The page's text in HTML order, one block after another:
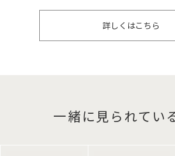
詳しくはこちら
一緒に見られてい